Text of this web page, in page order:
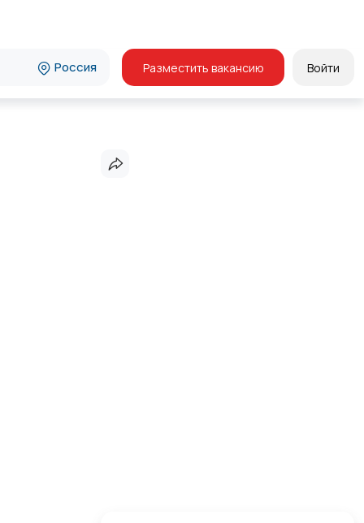
Россия Разместить вакансию Войти